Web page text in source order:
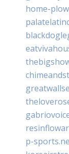
home-
p-